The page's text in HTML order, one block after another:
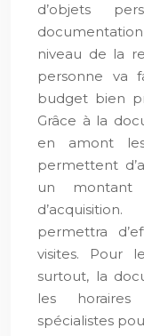
d’objets
niveau de la
personne va
budget bien
Grâce à la
en amont
permettent
un
permettra
visites. Pour
surtout, la
les horaires
spécialistes